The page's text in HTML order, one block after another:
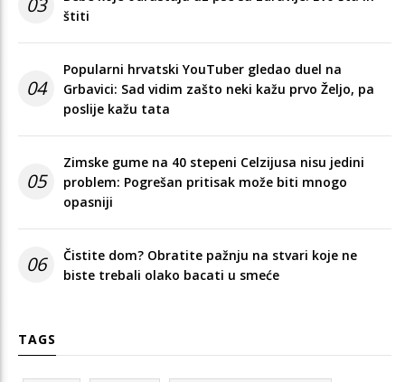
03
štiti
04
Popularni hrvatski YouTuber gledao duel na
Grbavici: Sad vidim zašto neki kažu prvo Željo, pa
poslije kažu tata
05
Zimske gume na 40 stepeni Celzijusa nisu jedini
problem: Pogrešan pritisak može biti mnogo
opasniji
06
Čistite dom? Obratite pažnju na stvari koje ne
biste trebali olako bacati u smeće
TAGS